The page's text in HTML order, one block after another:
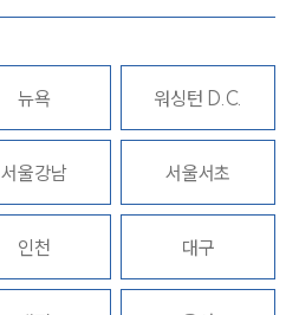
뉴욕 워싱턴 D.C.
서울강남 서울서초
인천 대구